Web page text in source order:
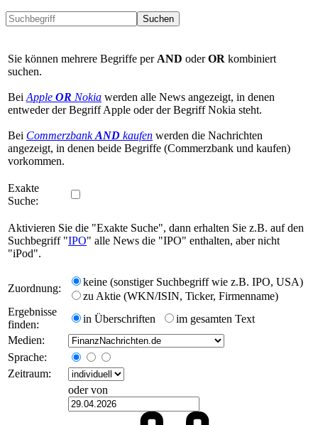
Suchen
Sie können mehrere Begriffe per AND oderOR kombiniert
suchen.
Bei Apple OR Nokia werden alle News angezeigt, in denen
entweder der Begriff Apple oder der Begriff Nokia steht.
Bei CommerzbankAND kaufen werden die Nachrichten
angezeigt, in denen beide Begriffe (Commerzbank und kaufen)
vorkommen.
Exakte
Suche:
Aktivieren Sie die "Exakte Suche", dann erhalten Sie z.B. auf den
Suchbegriff "IPO" alle News die "IPO" enthalten, aber nicht
"iPod".
Zuordnung:
keine (sonstiger Suchbegriff wie z.B. IPO, USA)
zu Aktie (WKN/ISIN, Ticker, Firmenname)
Ergebnisse
finden:
in Überschriften
im gesamten Text
Medien:
Sprache:
Zeitraum:
oder von